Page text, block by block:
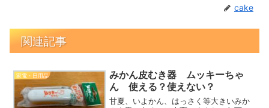
cake
関連記事
家電・日用品
みかん皮むき器 ムッキーちゃ
ん 使える？使えない？
甘夏、いよかん、はっさく等大きいみか